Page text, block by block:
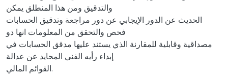
والتدقيق ومن هذا المنطلق يمكن
الحديث عن الدور الإيجابي عن دور مراجعة وتدقيق الحسابات
فحص والتحقق من المعلومات انها دو
مصداقية وقابلية للمقارنة الذي يستند عليها مدقق الحسابات في
إبداء رأيه الفني المحايد عن عدالة
القوائم المالي.